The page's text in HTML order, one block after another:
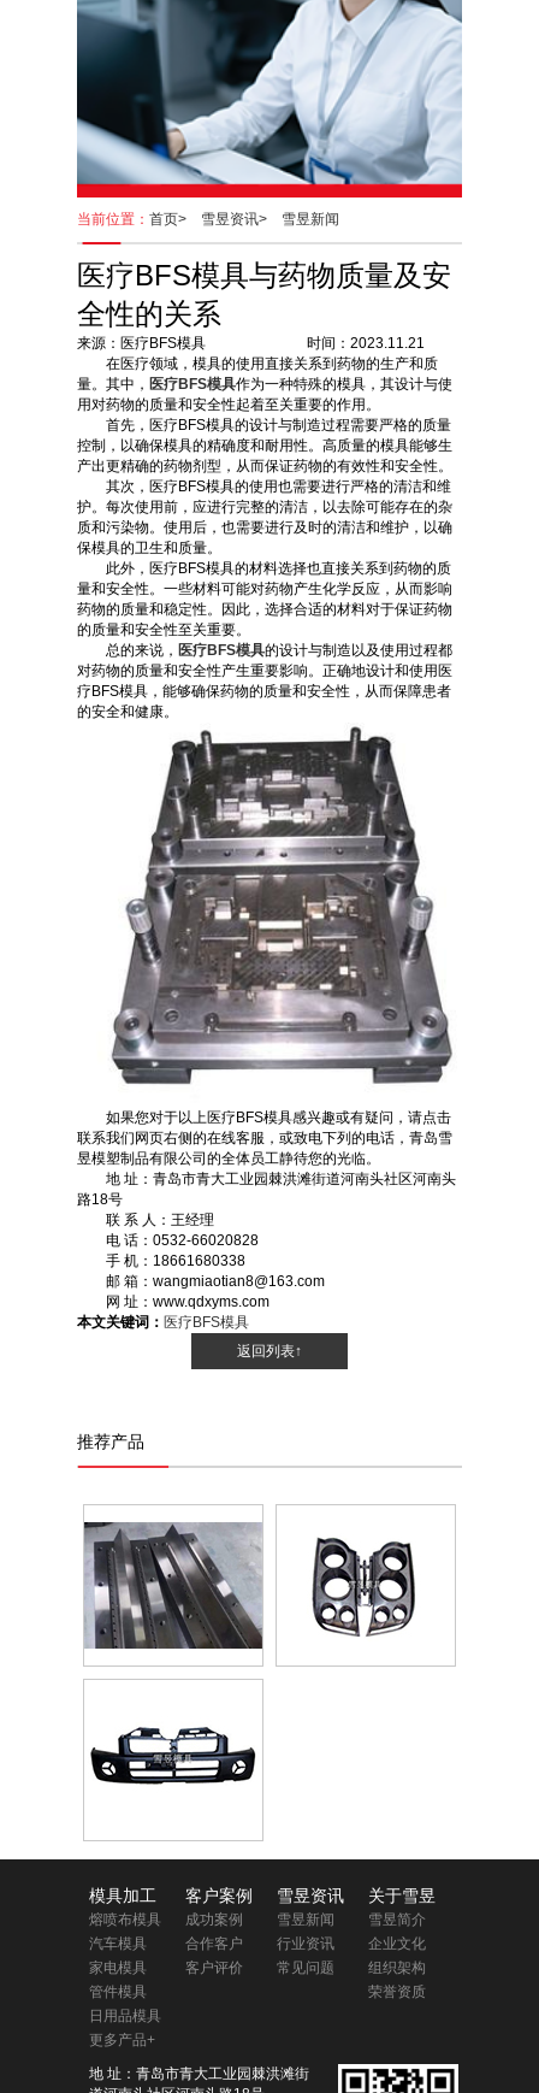
当前位置： 首页> 雪昱资讯> 雪昱新闻
医疗BFS模具与药物质量及安
全性的关系
来源：医疗BFS模具 时间：2023.11.21
在医疗领域，模具的使用直接关系到药物的生产和质
量。其中， 医疗BFS模具作为一种特殊的模具，其设计与使
用对药物的质量和安全性起着至关重要的作用。
首先，医疗BFS模具的设计与制造过程需要严格的质量
控制，以确保模具的精确度和耐用性。高质量的模具能够生
产出更精确的药物剂型，从而保证药物的有效性和安全性。
其次，医疗BFS模具的使用也需要进行严格的清洁和维
护。每次使用前，应进行完整的清洁，以去除可能存在的杂
质和污染物。使用后，也需要进行及时的清洁和维护，以确
保模具的卫生和质量。
此外，医疗BFS模具的材料选择也直接关系到药物的质
量和安全性。一些材料可能对药物产生化学反应，从而影响
药物的质量和稳定性。因此，选择合适的材料对于保证药物
的质量和安全性至关重要。
总的来说， 医疗BFS模具的设计与制造以及使用过程都
对药物的质量和安全性产生重要影响。正确地设计和使用医
疗BFS模具，能够确保药物的质量和安全性，从而保障患者
的安全和健康。
如果您对于以上医疗BFS模具感兴趣或有疑问，请点击
联系我们网页右侧的在线客服，或致电下列的电话，青岛雪
昱模塑制品有限公司的全体员工静待您的光临。
地 址：青岛市青大工业园棘洪滩街道河南头社区河南头
路18号
联 系 人：王经理
电 话：0532-66020828
手 机：18661680338
邮 箱：wangmiaotian8@163.com
网 址：www.qdxyms.com
本文关键词： 医疗BFS模具
返回列表↑
推荐产品
模具加工
熔喷布模具
汽车模具
家电模具
管件模具
日用品模具
更多产品+
客户案例
成功案例
合作客户
客户评价
雪昱资讯
雪昱新闻
行业资讯
常见问题
关于雪昱
雪昱简介
企业文化
组织架构
荣誉资质
地 址：青岛市青大工业园棘洪滩街